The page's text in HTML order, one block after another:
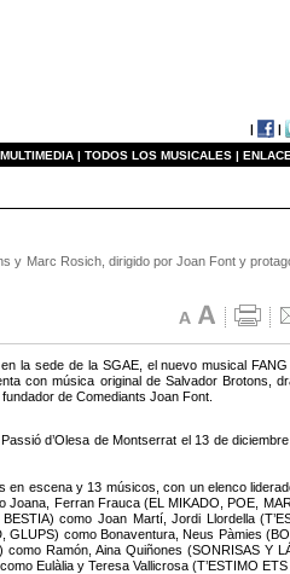
| |
MULTIMEDIA | TODOS LOS MUSICALES |
y Marc Rosich, dirigido por Joan Font y
la sede de la SGAE, el nuevo musical
con música original de Salvador Brotons,
de Comediants Joan Font.
d’Olesa de Montserrat el 13 de
en escena y 13 músicos, con un elenco
Joana, Ferran Frauca (EL MIKADO, POE,
como Joan Martí, Jordi Llordella
GLUPS) como Bonaventura, Neus Pàmies
Ramón, Aina Quiñones (SONRISAS Y
Eulàlia y Teresa Vallicrosa (T’ESTIMO